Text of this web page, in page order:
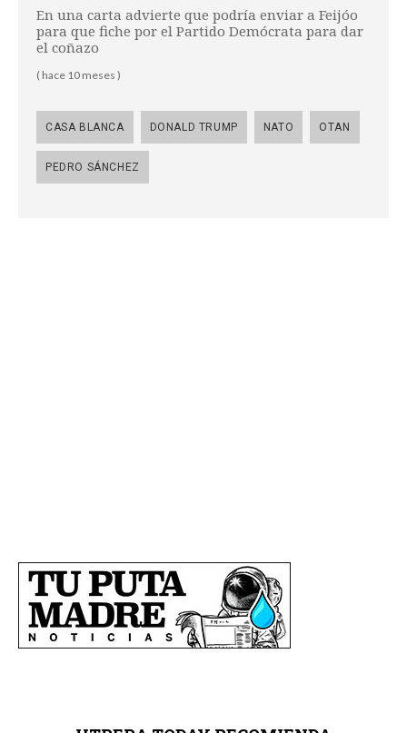
En una carta advierte que podría enviar a Feijóo
para que fiche por el Partido Demócrata para dar
el coñazo
( hace 10 meses )
CASA BLANCA DONALD TRUMP NATO OTAN
PEDRO SÁNCHEZ